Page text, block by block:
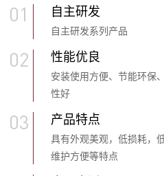
01 自主研发
自主研发系列产品
02 性能优良
安装使用方便、节能环保
性好
03 产品特点
具有外观美观，低损耗，
维护方便等特点